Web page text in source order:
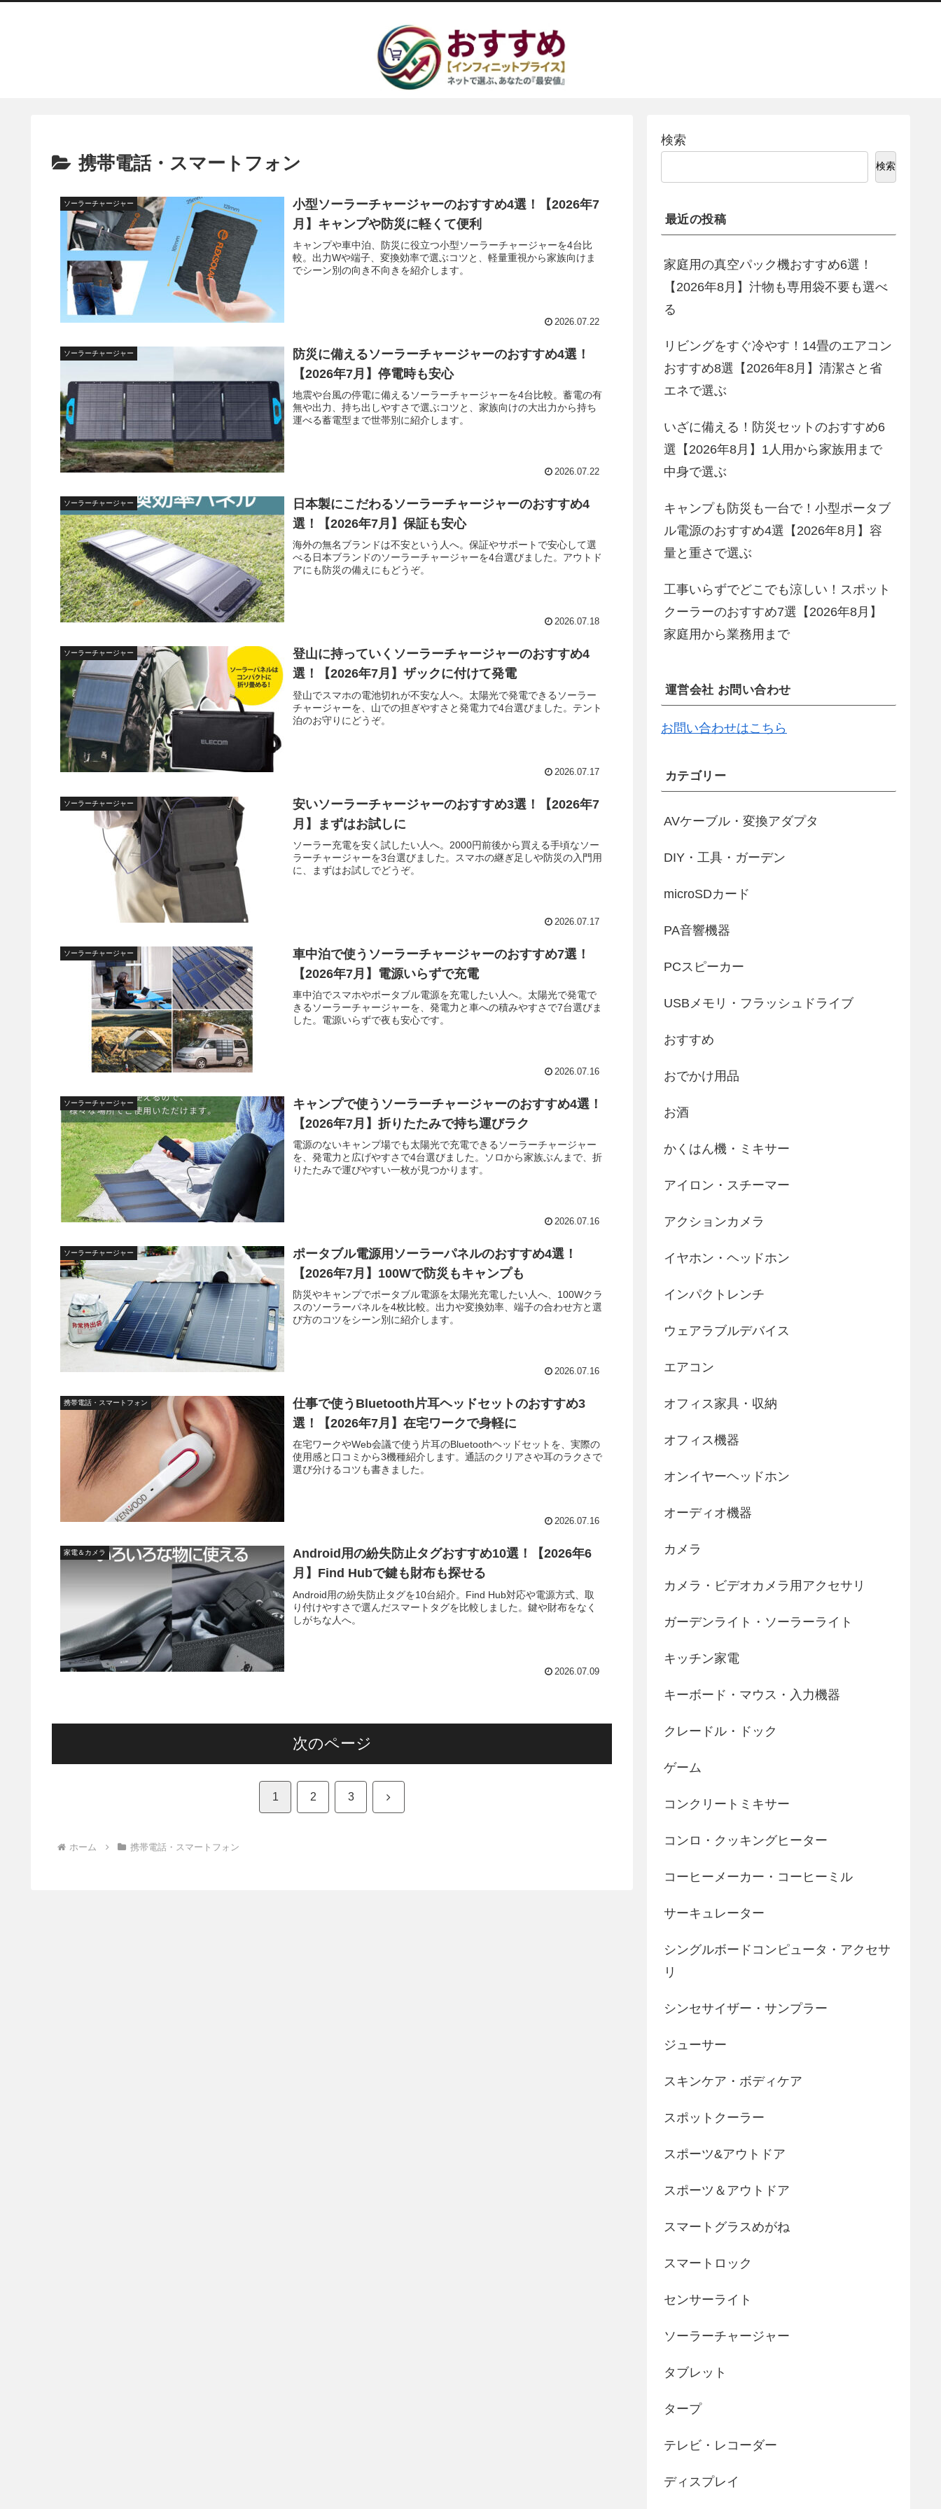
携帯電話・スマートフォン
ソーラーチャージャー
小型ソーラーチャージャーのおすすめ4選！【2026年7
月】キャンプや防災に軽くて便利
キャンプや車中泊、防災に役立つ小型ソーラーチャージャーを4台比
較。出力Wや端子、変換効率で選ぶコツと、軽量重視から家族向けま
でシーン別の向き不向きを紹介します。
2026.07.22
ソーラーチャージャー
防災に備えるソーラーチャージャーのおすすめ4選！
【2026年7月】停電時も安心
地震や台風の停電に備えるソーラーチャージャーを4台比較。蓄電の有
無や出力、持ち出しやすさで選ぶコツと、家族向けの大出力から持ち
運べる蓄電型まで世帯別に紹介します。
2026.07.22
ソーラーチャージャー
日本製にこだわるソーラーチャージャーのおすすめ4
選！【2026年7月】保証も安心
海外の無名ブランドは不安という人へ。保証やサポートで安心して選
べる日本ブランドのソーラーチャージャーを4台選びました。アウトド
アにも防災の備えにもどうぞ。
2026.07.18
ソーラーチャージャー
登山に持っていくソーラーチャージャーのおすすめ4
選！【2026年7月】ザックに付けて発電
登山でスマホの電池切れが不安な人へ。太陽光で発電できるソーラー
チャージャーを、山での担ぎやすさと発電力で4台選びました。テント
泊のお守りにどうぞ。
2026.07.17
ソーラーチャージャー
安いソーラーチャージャーのおすすめ3選！【2026年7
月】まずはお試しに
ソーラー充電を安く試したい人へ。2000円前後から買える手頃なソー
ラーチャージャーを3台選びました。スマホの継ぎ足しや防災の入門用
に、まずはお試しでどうぞ。
2026.07.17
ソーラーチャージャー
車中泊で使うソーラーチャージャーのおすすめ7選！
【2026年7月】電源いらずで充電
車中泊でスマホやポータブル電源を充電したい人へ。太陽光で発電で
きるソーラーチャージャーを、発電力と車への積みやすさで7台選びま
した。電源いらずで夜も安心です。
2026.07.16
ソーラーチャージャー
キャンプで使うソーラーチャージャーのおすすめ4選！
【2026年7月】折りたたみで持ち運びラク
電源のないキャンプ場でも太陽光で充電できるソーラーチャージャー
を、発電力と広げやすさで4台選びました。ソロから家族ぶんまで、折
りたたみで運びやすい一枚が見つかります。
2026.07.16
ソーラーチャージャー
ポータブル電源用ソーラーパネルのおすすめ4選！
【2026年7月】100Wで防災もキャンプも
防災やキャンプでポータブル電源を太陽光充電したい人へ、100Wクラ
スのソーラーパネルを4枚比較。出力や変換効率、端子の合わせ方と選
び方のコツをシーン別に紹介します。
2026.07.16
携帯電話・スマートフォン
仕事で使うBluetooth片耳ヘッドセットのおすすめ3
選！【2026年7月】在宅ワークで身軽に
在宅ワークやWeb会議で使う片耳のBluetoothヘッドセットを、実際の
使用感と口コミから3機種紹介します。通話のクリアさや耳のラクさで
選び分けるコツも書きました。
2026.07.16
家電＆カメラ
Android用の紛失防止タグおすすめ10選！【2026年6
月】Find Hubで鍵も財布も探せる
Android用の紛失防止タグを10台紹介。Find Hub対応や電源方式、取
り付けやすさで選んだスマートタグを比較しました。鍵や財布をなく
しがちな人へ。
2026.07.09
次のページ
1 2 3 次
ホーム 携帯電話・スマートフォン
検索
検索
最近の投稿
家庭用の真空パック機おすすめ6選！
【2026年8月】汁物も専用袋不要も選べ
る
リビングをすぐ冷やす！14畳のエアコン
おすすめ8選【2026年8月】清潔さと省
エネで選ぶ
いざに備える！防災セットのおすすめ6
選【2026年8月】1人用から家族用まで
中身で選ぶ
キャンプも防災も一台で！小型ポータブ
ル電源のおすすめ4選【2026年8月】容
量と重さで選ぶ
工事いらずでどこでも涼しい！スポット
クーラーのおすすめ7選【2026年8月】
家庭用から業務用まで
運営会社 お問い合わせ
お問い合わせはこちら
カテゴリー
AVケーブル・変換アダプタ
DIY・工具・ガーデン
microSDカード
PA音響機器
PCスピーカー
USBメモリ・フラッシュドライブ
おすすめ
おでかけ用品
お酒
かくはん機・ミキサー
アイロン・スチーマー
アクションカメラ
イヤホン・ヘッドホン
インパクトレンチ
ウェアラブルデバイス
エアコン
オフィス家具・収納
オフィス機器
オンイヤーヘッドホン
オーディオ機器
カメラ
カメラ・ビデオカメラ用アクセサリ
ガーデンライト・ソーラーライト
キッチン家電
キーボード・マウス・入力機器
クレードル・ドック
ゲーム
コンクリートミキサー
コンロ・クッキングヒーター
コーヒーメーカー・コーヒーミル
サーキュレーター
シングルボードコンピュータ・アクセサ
リ
シンセサイザー・サンプラー
ジューサー
スキンケア・ボディケア
スポットクーラー
スポーツ&アウトドア
スポーツ＆アウトドア
スマートグラスめがね
スマートロック
センサーライト
ソーラーチャージャー
タブレット
タープ
テレビ・レコーダー
ディスプレイ